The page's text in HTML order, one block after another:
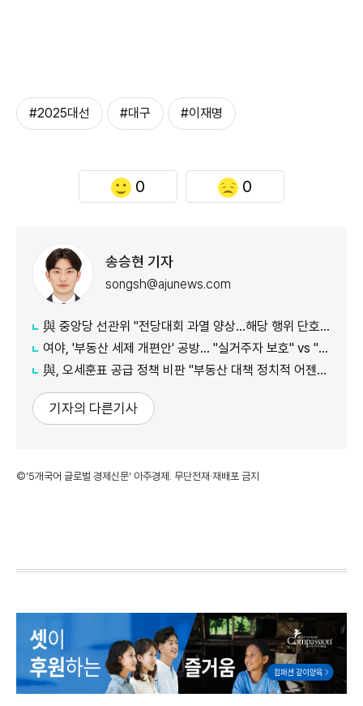
#2025대선 #대구 #이재명
0 0
송승현 기자
songsh@ajunews.com
與 중앙당 선관위 "전당대회 과열 양상…해당 행위 단호히 대처"
여야, '부동산 세제 개편안' 공방… "실거주자 보호" vs "무책임의 극치"
與, 오세훈표 공급 정책 비판 "부동산 대책 정치적 어젠다로 사용"
기자의 다른기사
©'5개국어 글로벌 경제신문' 아주경제. 무단전재·재배포 금지